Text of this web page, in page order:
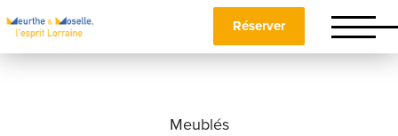
Réserver
Meublés